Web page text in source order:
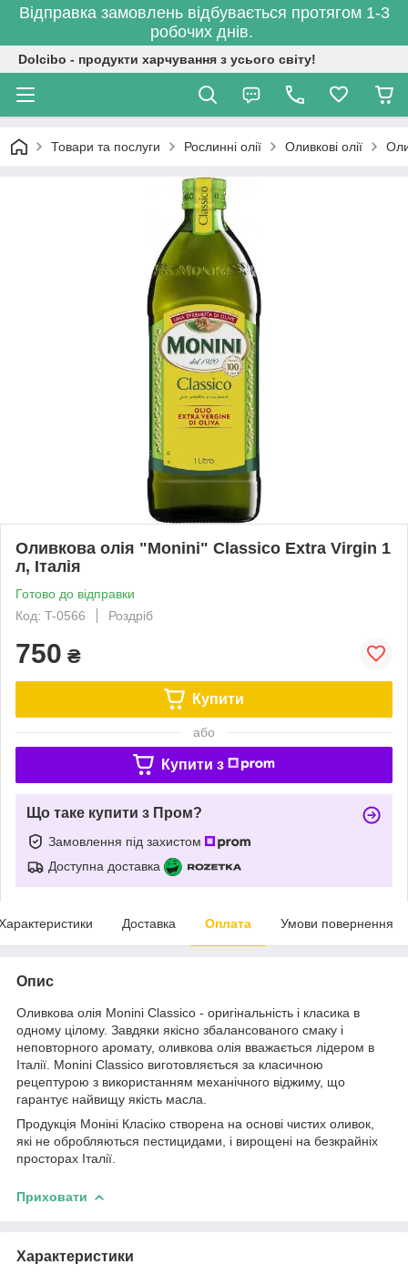
Відправка замовлень відбувається протягом 1-3
робочих днів.
Dolcibo - продукти харчування з усього світу!
Товари та послуги Рослинні олії Оливкові олії
Оливкова олія "Monini" Classico Extra Virgin 1
л, Італія
Готово до відправки
Код: T-0566
Роздріб
750 ₴
Купити
або
Купити з
Що таке купити з Пром?
Замовлення під захистом
Доступна доставка
Доставка Оплата Умови повернення
Опис
Оливкова олія Monini Classico - оригінальність і класика в
одному цілому. Завдяки якісно збалансованого смаку і
неповторного аромату, оливкова олія вважається лідером в
Італії. Monini Classico виготовляється за класичною
рецептурою з використанням механічного віджиму, що
гарантує найвищу якість масла.
Продукція Моніні Класіко створена на основі чистих оливок,
які не обробляються пестицидами, і вирощені на безкрайніх
просторах Італії.
Приховати
Характеристики